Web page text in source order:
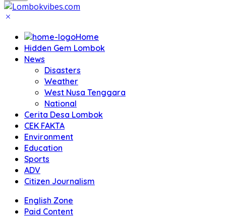
Home
Hidden Gem Lombok
News
Disasters
Weather
West Nusa Tenggara
National
Cerita Desa Lombok
CEK FAKTA
Environment
Education
Sports
ADV
Citizen Journalism
English Zone
Paid Content